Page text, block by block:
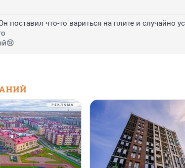
поставил что-то вариться на плите и случайно